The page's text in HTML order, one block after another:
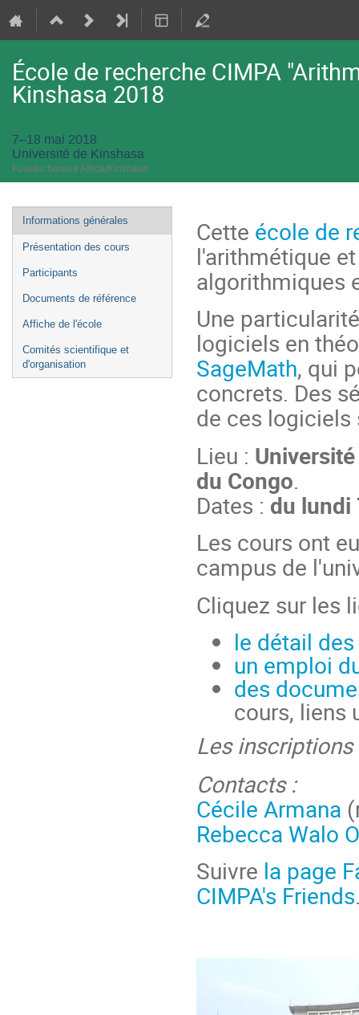
École de recherche CIMPA
Kinshasa 2018
7–18 mai 2018
Université de Kinshasa
Fuseau horaire Africa/Kinshasa
Menu
de
Informations générales
Présentation des cours
Participants
Documents de référence
Affiche de l'école
Comités scientifique et
d'organisation
Cette école de
l'arithmétique
algorithmiques
Une
logiciels en
SageMath, qui
concrets. Des
de ces logiciels
Lieu :
du Congo.
Dates : du lundi
Les cours ont
campus de
Cliquez sur les
le détail
un emploi
des
cours, liens
Les
Contacts :
Cécile Armana
Rebecca Walo
Suivre la page
CIMPA's Friends